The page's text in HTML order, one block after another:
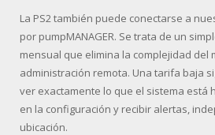
La PS2 también puede conectarse a
por pumpMANAGER. Se trata de un
mensual que elimina la complejidad del
administración remota. Una tarifa baja
ver exactamente lo que el sistema está
en la configuración y recibir alertas,
ubicación.